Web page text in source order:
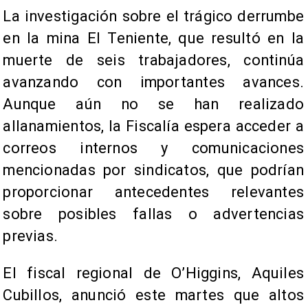
La investigación sobre el trágico derrumbe
en la mina El Teniente, que resultó en la
muerte de seis trabajadores, continúa
avanzando con importantes avances.
Aunque aún no se han realizado
allanamientos, la Fiscalía espera acceder a
correos internos y comunicaciones
mencionadas por sindicatos, que podrían
proporcionar antecedentes relevantes
sobre posibles fallas o advertencias
previas.
El fiscal regional de O’Higgins, Aquiles
Cubillos, anunció este martes que altos